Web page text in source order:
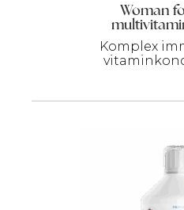
Woman
Komplex